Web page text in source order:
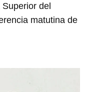
del
matutina de